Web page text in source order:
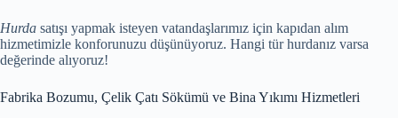
Hurda satışı yapmak isteyen vatandaşlarımız için kapıdan alım
hizmetimizle konforunuzu düşünüyoruz. Hangi tür hurdanız varsa
değerinde alıyoruz!
Fabrika Bozumu, Çelik Çatı Sökümü ve Bina Yıkımı Hizmetleri